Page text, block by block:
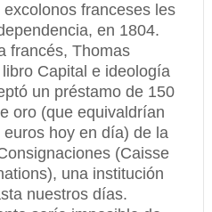
franceses les
en 1804.
francés, Thomas
Capital e ideología
un préstamo de 150
oro (que equivaldrían
hoy en día) de la
(Caisse
una institución
nuestros días.